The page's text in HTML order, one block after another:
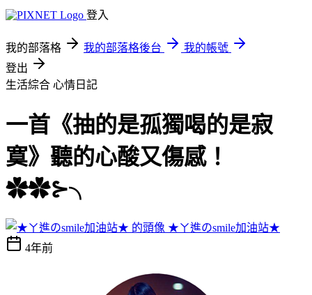
登入
我的部落格 我的部落格後台
我的帳號
登出
生活綜合 心情日記
一首《抽的是孤獨喝的是寂
寞》聽的心酸又傷感！
✿✿⊱╮
★ㄚ進のsmile加油站★
4年前